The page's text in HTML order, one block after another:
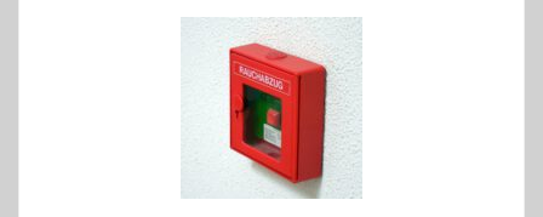
bewusst
herzlich
gestalten